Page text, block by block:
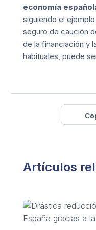
economía
siguiendo el
seguro de caución
de la financiación y
habituales, puede
Artículos